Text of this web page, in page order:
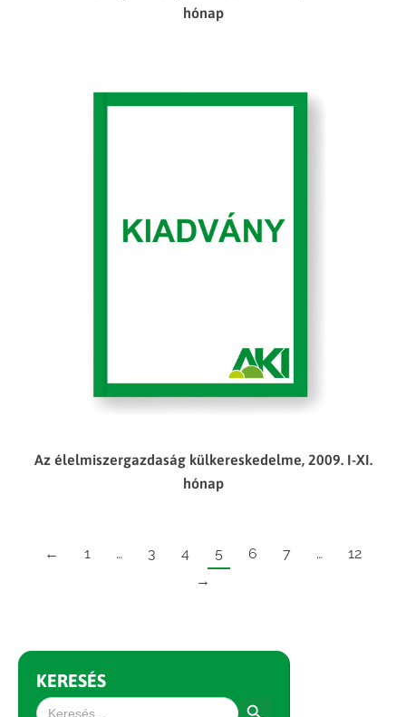
hónap
Az élelmiszergazdaság külkereskedelme, 2009. I-XI.
hónap
← 1 … 3 4 5 6 7 …
12
→
KERESÉS
Search